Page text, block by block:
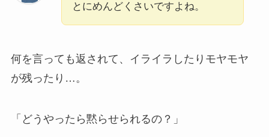
とにめんどくさいですよね。
何を言っても返されて、イライラしたりモヤモヤ
が残ったり…。
「どうやったら黙らせられるの？」